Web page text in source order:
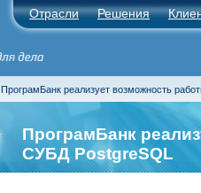
Отрасли Решения
ПрограмБанк реализует возможность
ПрограмБанк
СУБД PostgreSQL